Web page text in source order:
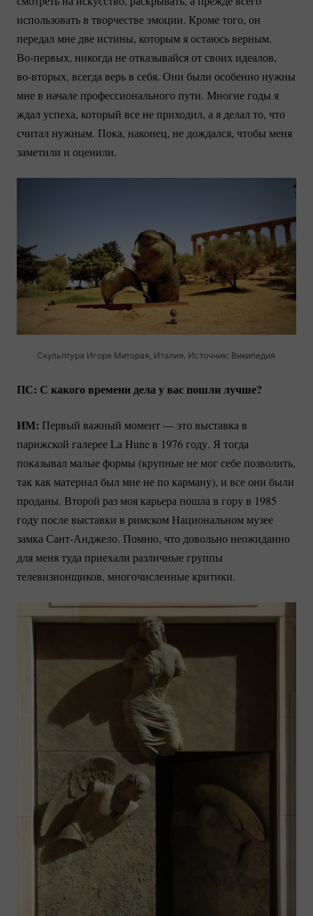
использовать в творчестве эмоции. Кроме того, он
передал мне две истины, которым я остаюсь верным.
Во-первых, никогда не отказывайся от своих идеалов,
во-вторых, всегда верь в себя. Они были особенно нужны
мне в начале профессионального пути. Многие годы я
ждал успеха, который все не приходил, а я делал то, что
считал нужным. Пока, наконец, не дождался, чтобы меня
заметили и оценили.
Скульптура Игоря Миторая, Италия. Источник: Википедия
ПС: С какого времени дела у вас пошли лучше?
ИМ: Первый важный момент — это выставка в
парижской галерее La Hune в 1976 году. Я тогда
показывал малые формы (крупные не мог себе позволить,
так как материал был мне не по карману), и все они были
проданы. Второй раз моя карьера пошла в гору в 1985
году после выставки в римском Национальном музее
замка Сант-Анджело. Помню, что довольно неожиданно
для меня туда приехали различные группы
телевизионщиков, многочисленные критики.